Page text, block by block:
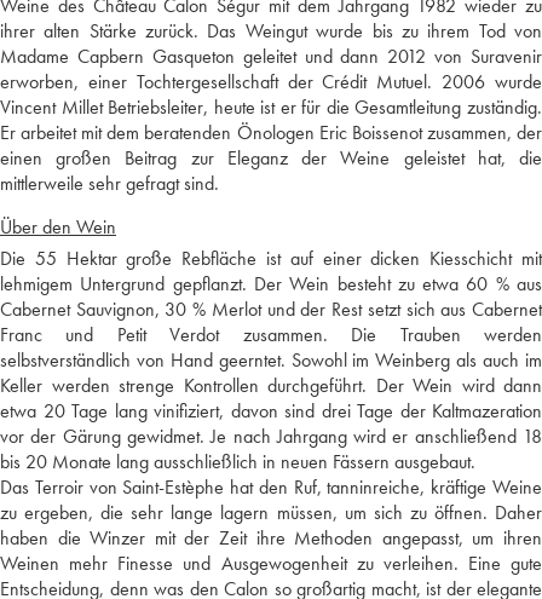
Weine des Château Calon Ségur mit dem Jahrgang 1982 wieder zu
ihrer alten Stärke zurück. Das Weingut wurde bis zu ihrem Tod von
Madame Capbern Gasqueton geleitet und dann 2012 von Suravenir
erworben, einer Tochtergesellschaft der Crédit Mutuel. 2006 wurde
Vincent Millet Betriebsleiter, heute ist er für die Gesamtleitung zuständig.
Er arbeitet mit dem beratenden Önologen Eric Boissenot zusammen, der
einen großen Beitrag zur Eleganz der Weine geleistet hat, die
mittlerweile sehr gefragt sind.
Über den Wein
Die 55 Hektar große Rebfläche ist auf einer dicken Kiesschicht mit
lehmigem Untergrund gepflanzt. Der Wein besteht zu etwa 60 % aus
Cabernet Sauvignon, 30 % Merlot und der Rest setzt sich aus Cabernet
Franc und Petit Verdot zusammen. Die Trauben werden
selbstverständlich von Hand geerntet. Sowohl im Weinberg als auch im
Keller werden strenge Kontrollen durchgeführt. Der Wein wird dann
etwa 20 Tage lang vinifiziert, davon sind drei Tage der Kaltmazeration
vor der Gärung gewidmet. Je nach Jahrgang wird er anschließend 18
bis 20 Monate lang ausschließlich in neuen Fässern ausgebaut.
Das Terroir von Saint-Estèphe hat den Ruf, tanninreiche, kräftige Weine
zu ergeben, die sehr lange lagern müssen, um sich zu öffnen. Daher
haben die Winzer mit der Zeit ihre Methoden angepasst, um ihren
Weinen mehr Finesse und Ausgewogenheit zu verleihen. Eine gute
Entscheidung, denn was den Calon so großartig macht, ist der elegante